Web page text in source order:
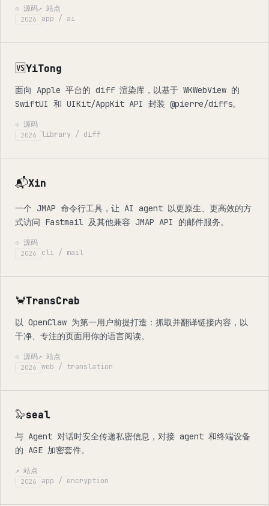
⟐ 源码↗ 站点
2026 app / ai
🆚YiTong
面向 Apple 平台的 diff 渲染库，以基于 WKWebView 的
SwiftUI 和 UIKit/AppKit API 封装 @pierre/diffs。
⟐ 源码
2026 library / diff
📬Xin
一个 JMAP 命令行工具，让 AI agent 以更原生、更高效的方
式访问 Fastmail 及其他兼容 JMAP API 的邮件服务。
⟐ 源码
2026 cli / mail
🦀TransCrab
以 OpenClaw 为第一用户前提打造：抓取并翻译链接内容，以
干净、专注的页面用你的语言阅读。
⟐ 源码↗ 站点
2026 web / translation
🦭seal
与 Agent 对话时安全传递私密信息，对接 agent 和终端设备
的 AGE 加密套件。
↗ 站点
2026 app / encryption